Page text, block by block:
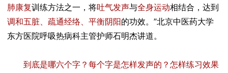
肺康复训练方法之一，将吐气发声与全身运动相结合，达到
调和五脏、疏通经络、平衡阴阳的功效。”北京中医药大学
东方医院呼吸热病科主管护师石明杰讲道。
到底是哪六个字？每个字是怎样发声的？怎样练习效果